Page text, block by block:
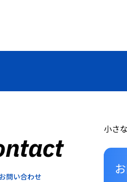
問い合わせ
小さ